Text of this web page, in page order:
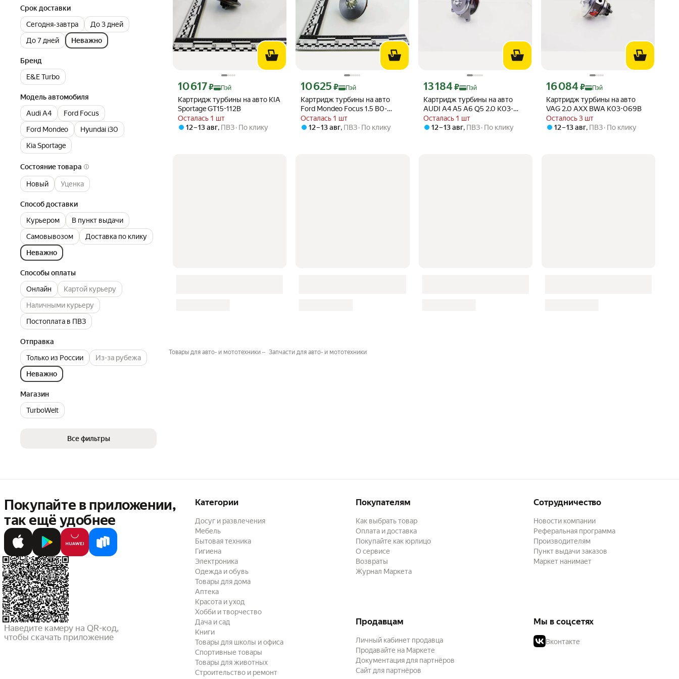
Срок доставки
Сегодня‐завтра
До 3 дней
До 7 дней
Неважно
Бренд
E&E Turbo
Модель автомобиля
Audi A4
Ford Focus
Ford Mondeo
Hyundai i30
Kia Sportage
Состояние товара
Новый Уценка
Способ доставки
Курьером
В пункт выдачи
Самовывозом
Доставка по клику
Неважно
Способы оплаты
Онлайн
Картой курьеру
Наличными курьеру
Постоплата в ПВЗ
Отправка
Только из России
Из-за рубежа
Неважно
Магазин
TurboWelt
Все фильтры
Картридж турбины на авто KIA
Sportage GT15-112B
Осталась 1 шт
Цена с картой Яндекс Пэй 10617 ₽ вместо
10 617₽ Пэй
12 – 13 авг, ПВЗ По клику
Картридж турбины на авто
Ford Mondeo Focus 1.5 B0-
000B
Осталась 1 шт
Цена с картой Яндекс Пэй 10625 ₽ вместо
10 625 ₽ Пэй
12 – 13 авг, ПВЗ По клику
Картридж турбины на авто
AUDI A4 A5 A6 Q5 2.0 K03-
130B
Осталась 1 шт
Цена с картой Яндекс Пэй 13184 ₽ вместо
13 184 ₽ Пэй
12 – 13 авг, ПВЗ По клику
Картридж турбины на авто
VAG 2.0 AXX BWA K03-069B
Осталось 3 шт
Цена с картой Яндекс Пэй 16084 ₽ вместо
16 084 ₽ Пэй
12 – 13 авг, ПВЗ По клику
Товары для авто- и мототехники Запчасти для авто- и мототехники
Покупайте в приложении,
так ещё удобнее
Наведите камеру на QR-код,
чтобы скачать приложение
Категории
Досуг и развлечения
Мебель
Бытовая техника
Гигиена
Электроника
Одежда и обувь
Товары для дома
Аптека
Красота и уход
Хобби и творчество
Дача и сад
Книги
Товары для школы и офиса
Спортивные товары
Товары для животных
Строительство и ремонт
Покупателям
Как выбрать товар
Оплата и доставка
Покупайте как юрлицо
О сервисе
Возвраты
Журнал Маркета
Сотрудничество
Новости компании
Реферальная программа
Производителям
Пункт выдачи заказов
Маркет нанимает
Продавцам
Личный кабинет продавца
Продавайте на Маркете
Документация для партнёров
Сайт для партнёров
Мы в соцсетях
Вконтакте